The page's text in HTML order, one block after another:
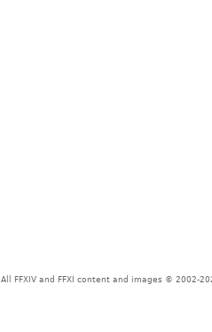
All FFXIV and FFXI content and images © 2002-